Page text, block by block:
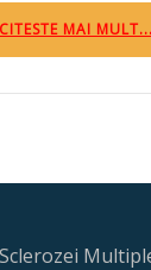
CITESTE MAI MULT...